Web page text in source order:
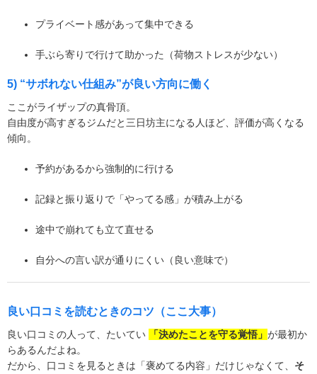
プライベート感があって集中できる
手ぶら寄りで行けて助かった（荷物ストレスが少ない）
5) “サボれない仕組み”が良い方向に働く
ここがライザップの真骨頂。
自由度が高すぎるジムだと三日坊主になる人ほど、評価が高くなる
傾向。
予約があるから強制的に行ける
記録と振り返りで「やってる感」が積み上がる
途中で崩れても立て直せる
自分への言い訳が通りにくい（良い意味で）
良い口コミを読むときのコツ（ここ大事）
良い口コミの人って、たいてい 「決めたことを守る覚悟」 が最初か
らあるんだよね。
だから、口コミを見るときは「褒めてる内容」だけじゃなくて、 そ